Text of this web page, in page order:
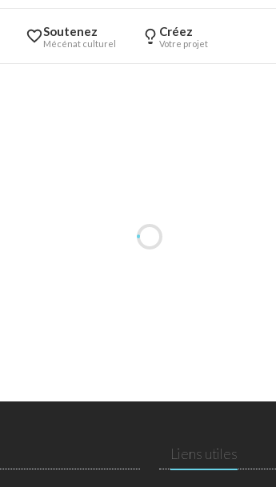
Soutenez
Mécénat culturel
Créez
Votre projet
Liens utiles